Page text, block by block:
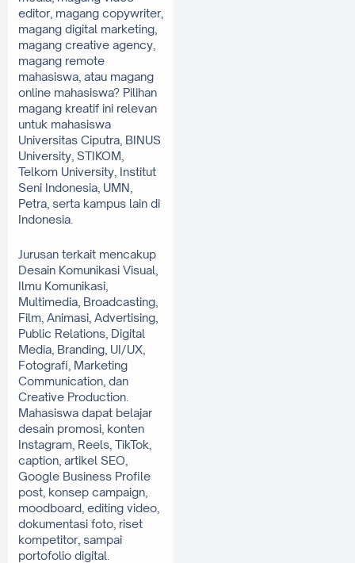
editor, magang copywriter,
magang digital marketing,
magang creative agency,
magang remote
mahasiswa, atau magang
online mahasiswa? Pilihan
magang kreatif ini relevan
untuk mahasiswa
Universitas Ciputra, BINUS
University, STIKOM,
Telkom University, Institut
Seni Indonesia, UMN,
Petra, serta kampus lain di
Indonesia.
Jurusan terkait mencakup
Desain Komunikasi Visual,
Ilmu Komunikasi,
Multimedia, Broadcasting,
Film, Animasi, Advertising,
Public Relations, Digital
Media, Branding, UI/UX,
Fotografi, Marketing
Communication, dan
Creative Production.
Mahasiswa dapat belajar
desain promosi, konten
Instagram, Reels, TikTok,
caption, artikel SEO,
Google Business Profile
post, konsep campaign,
moodboard, editing video,
dokumentasi foto, riset
kompetitor, sampai
portofolio digital.